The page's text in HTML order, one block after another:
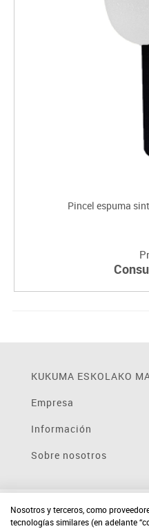
Pincel espuma
KUKUMA ESKOLAKO
Empresa
Información
Sobre nosotros
Nosotros y terceros, como
tecnologías similares (en adelante